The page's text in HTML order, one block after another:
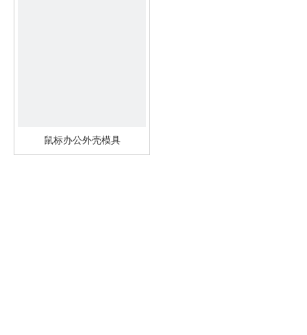
鼠标办公外壳模具